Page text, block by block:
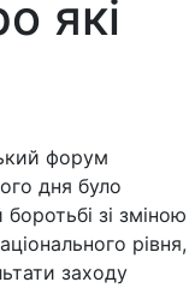
які
форум
дня було
зі зміною
рівня,
заходу